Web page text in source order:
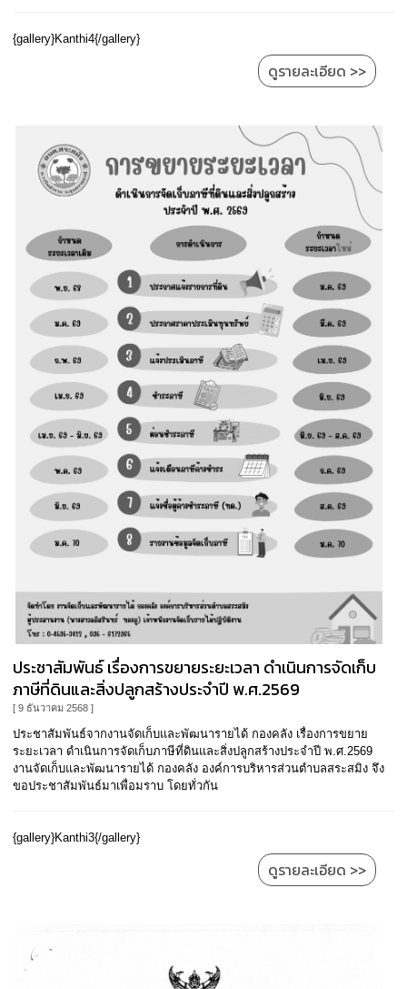
{gallery}Kanthi4{/gallery}
ดูรายละเอียด >>
ประชาสัมพันธ์ เรื่องการขยายระยะเวลา ดำเนินการจัดเก็บ
ภาษีที่ดินและสิ่งปลูกสร้างประจำปี พ.ศ.2569
[ 9 ธันวาคม 2568 ]
ประชาสัมพันธ์จากงานจัดเก็บและพัฒนารายได้ กองคลัง เรื่องการขยาย
ระยะเวลา ดำเนินการจัดเก็บภาษีที่ดินและสิ่งปลูกสร้างประจำปี พ.ศ.2569
งานจัดเก็บและพัฒนารายได้ กองคลัง องค์การบริหารส่วนตำบลสระสมิง จึง
ขอประชาสัมพันธ์มาเพื่อมราบ โดยทั่วกัน
{gallery}Kanthi3{/gallery}
ดูรายละเอียด >>